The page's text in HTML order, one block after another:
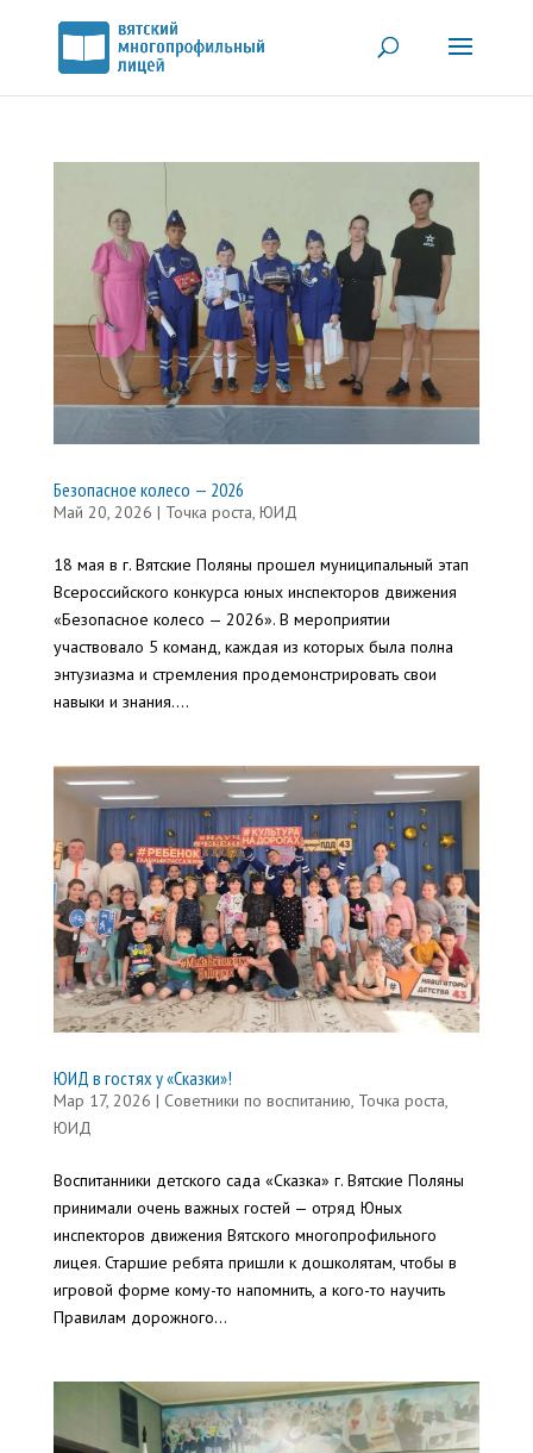
Безопасное колесо — 2026
Май 20, 2026 | Точка роста, ЮИД
18 мая в г. Вятские Поляны прошел муниципальный этап
Всероссийского конкурса юных инспекторов движения
«Безопасное колесо — 2026». В мероприятии
участвовало 5 команд, каждая из которых была полна
энтузиазма и стремления продемонстрировать свои
навыки и знания....
ЮИД в гостях у «Сказки»!
Мар 17, 2026 | Советники по воспитанию, Точка роста,
ЮИД
Воспитанники детского сада «Сказка» г. Вятские Поляны
принимали очень важных гостей — отряд Юных
инспекторов движения Вятского многопрофильного
лицея. Старшие ребята пришли к дошколятам, чтобы в
игровой форме кому-то напомнить, а кого-то научить
Правилам дорожного...